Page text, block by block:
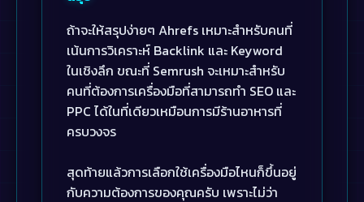
ถ้าจะให้สรุปง่ายๆ Ahrefs เหมาะสำหรับคนที่
เน้นการวิเคราะห์ Backlink และ Keyword
ในเชิงลึก ขณะที่ Semrush จะเหมาะสำหรับ
คนที่ต้องการเครื่องมือที่สามารถทำ SEO และ
PPC ได้ในที่เดียวเหมือนการมีร้านอาหารที่
ครบวงจร
สุดท้ายแล้วการเลือกใช้เครื่องมือไหนก็ขึ้นอยู่
กับความต้องการของคุณครับ เพราะไม่ว่า